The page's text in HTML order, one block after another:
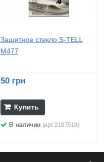
Защитное стекло S-TELL
M477
50 грн
Купить
В наличии (арт:2107519)